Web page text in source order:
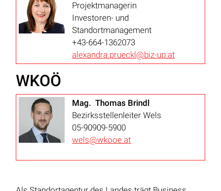
Projektmanagerin
Investoren- und
Standortmanagement
+43-664-1362073
alexandra.prueckl@biz-up.at
WKOÖ
Mag. Thomas Brindl
Bezirksstellenleiter Wels
05-90909-5900
wels@wkooe.at